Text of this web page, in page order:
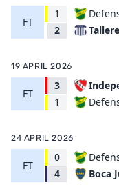
FT
1
2
19 APRIL 2026
FT
3
1
24 APRIL 2026
FT
0
4
Boca